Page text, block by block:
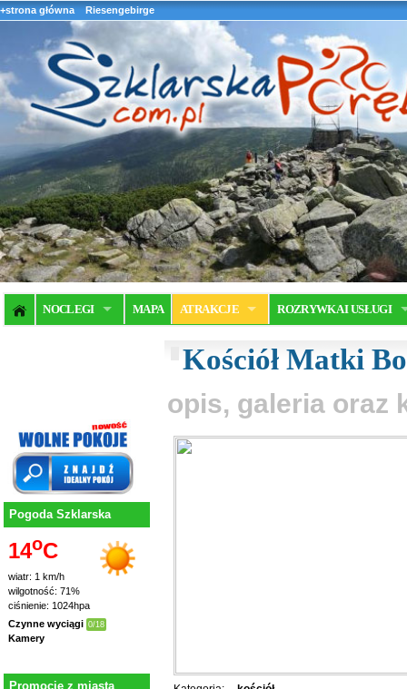
+strona główna Riesengebirge
NOCLEGI MAPA ATRAKCJE ROZRYWKA I USŁUGI
Pogoda Szklarska
14oC
wiatr: 1 km/h
wilgotność: 71%
ciśnienie: 1024hpa
Czynne wyciągi 0/18
Kamery
Promocje z miasta
Kościół Matki
opis, galeria oraz